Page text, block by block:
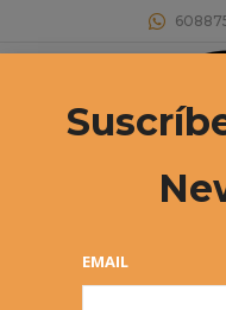
Buscar:
EMAIL